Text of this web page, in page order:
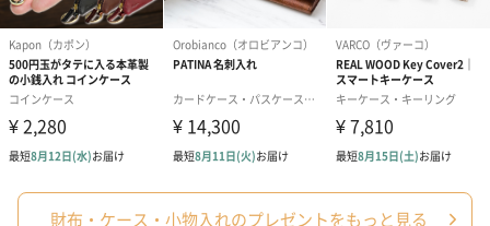
シーズンブーケ（ひま
わり）（1,880円）
ブーケ（ホワイトグリ
ーン）（1,650円）
ブーケ（ピン
（1,650円）
財布・ケース・小物入れのプレゼントをもっと見る